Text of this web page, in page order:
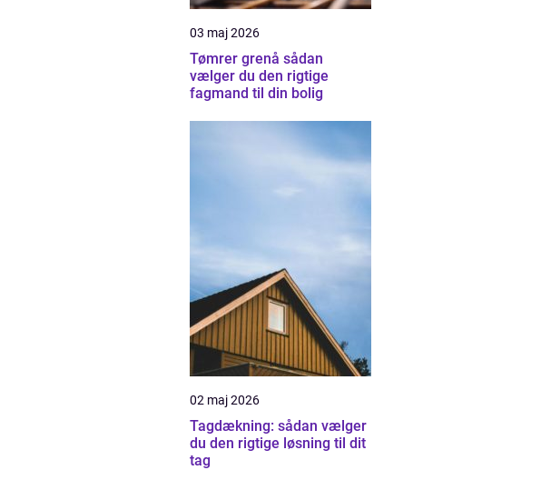
03 maj 2026
Tømrer grenå sådan
vælger du den rigtige
fagmand til din bolig
02 maj 2026
Tagdækning: sådan vælger
du den rigtige løsning til dit
tag